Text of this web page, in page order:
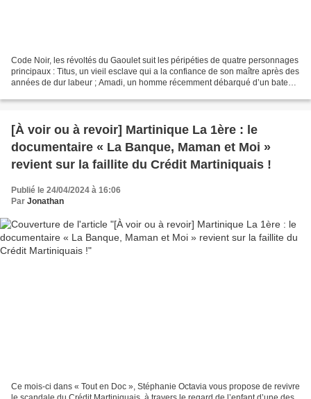
Code Noir, les révoltés du Gaoulet suit les péripéties de quatre personnages
principaux : Titus, un vieil esclave qui a la confiance de son maître après des
années de dur labeur ; Amadi, un homme récemment débarqué d’un bateau
[À voir ou à revoir] Martinique La 1ère : le
documentaire « La Banque, Maman et Moi »
revient sur la faillite du Crédit Martiniquais !
Publié le 24/04/2024 à 16:06
Par Jonathan
Ce mois-ci dans « Tout en Doc », Stéphanie Octavia vous propose de revivre